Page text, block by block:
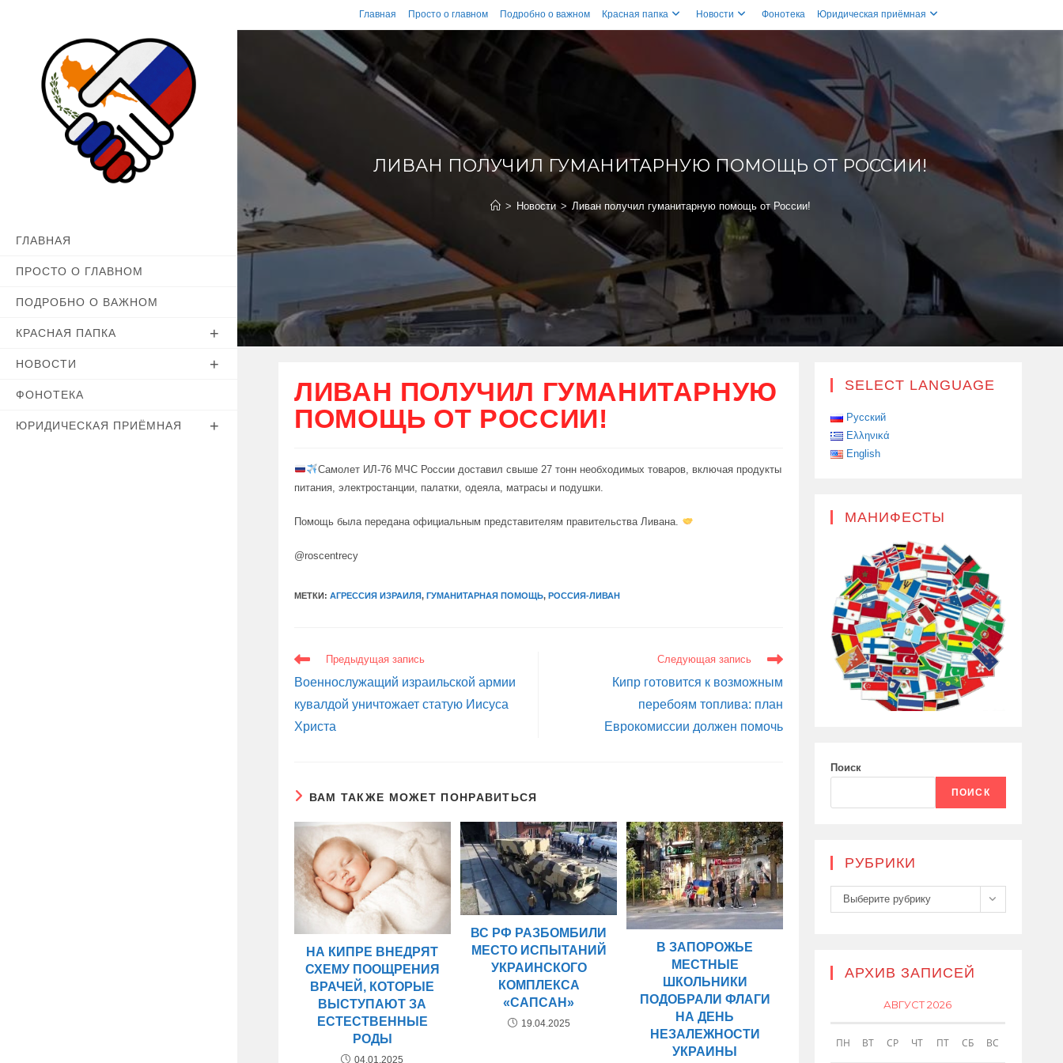
к
содержимому
Главная Просто о главном Подробно о важном Красная папка Новости Фонотека Юридическая приёмная
ГЛАВНАЯ
ПРОСТО О ГЛАВНОМ
ПОДРОБНО О ВАЖНОМ
КРАСНАЯ ПАПКА
НОВОСТИ
ФОНОТЕКА
ЮРИДИЧЕСКАЯ ПРИЁМНАЯ
ЛИВАН ПОЛУЧИЛ ГУМАНИТАРНУЮ ПОМОЩЬ ОТ РОССИИ!
> Новости > Ливан получил гуманитарную помощь от России!
ЛИВАН ПОЛУЧИЛ ГУМАНИТАРНУЮ
ПОМОЩЬ ОТ РОССИИ!
Самолет ИЛ-76 МЧС России доставил свыше 27 тонн необходимых товаров, включая продукты
питания, электростанции, палатки, одеяла, матрасы и подушки.
Помощь была передана официальным представителям правительства Ливана.
@roscentrecy
МЕТКИ:АГРЕССИЯ ИЗРАИЛЯ, ГУМАНИТАРНАЯ ПОМОЩЬ, РОССИЯ-ЛИВАН
ЕЩЕ
СТАТЬИ
Предыдущая запись
Военнослужащий израильской армии
кувалдой уничтожает статую Иисуса
Христа
Следующая запись
Кипр готовится к возможным
перебоям топлива: план
Еврокомиссии должен помочь
ВАМ ТАКЖЕ МОЖЕТ ПОНРАВИТЬСЯ
НА КИПРЕ ВНЕДРЯТ
СХЕМУ ПООЩРЕНИЯ
ВРАЧЕЙ, КОТОРЫЕ
ВЫСТУПАЮТ ЗА
ЕСТЕСТВЕННЫЕ
РОДЫ
04.01.2025
ВС РФ РАЗБОМБИЛИ
МЕСТО ИСПЫТАНИЙ
УКРАИНСКОГО
КОМПЛЕКСА
«САПСАН»
19.04.2025
В ЗАПОРОЖЬЕ
МЕСТНЫЕ
ШКОЛЬНИКИ
ПОДОБРАЛИ ФЛАГИ
НА ДЕНЬ
НЕЗАЛЕЖНОСТИ
УКРАИНЫ
SELECT LANGUAGE
Русский
Ελληνικά
English
МАНИФЕСТЫ
Поиск
ПОИСК
РУБРИКИ
Рубрики
Выберите рубрику
АРХИВ ЗАПИСЕЙ
АВГУСТ 2026
ПН ВТ СР ЧТ ПТ СБ ВС